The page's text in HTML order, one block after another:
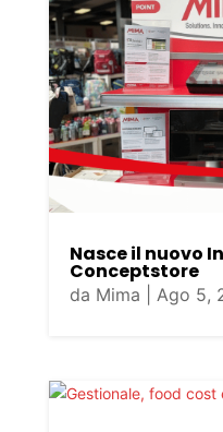
Nasce il nuovo
Conceptstore
da Mima Ago 5,